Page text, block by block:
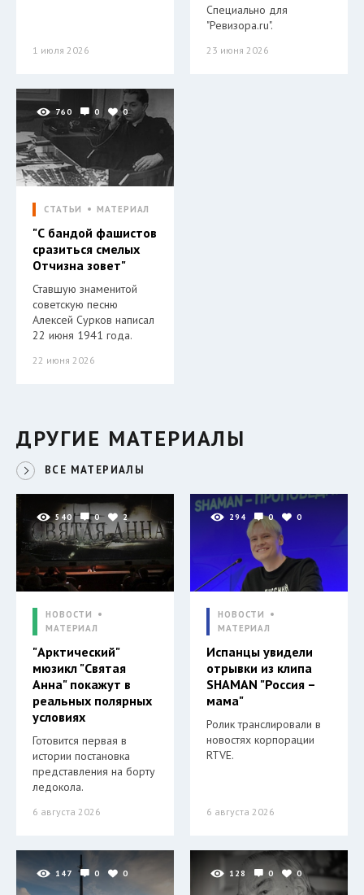
1 июля 2026
Специально для
"Ревизора.ru".
23 июня 2026
760 0 0
СТАТЬИ МАТЕРИАЛ
"С бандой фашистов
сразиться смелых
Отчизна зовет"
Ставшую знаменитой
советскую песню
Алексей Сурков написал
22 июня 1941 года.
22 июня 2026
ДРУГИЕ МАТЕРИАЛЫ
ВСЕ МАТЕРИАЛЫ
540 0 2
НОВОСТИ
МАТЕРИАЛ
"Арктический"
мюзикл "Святая
Анна" покажут в
реальных полярных
условиях
Готовится первая в
истории постановка
представления на борту
ледокола.
6 августа 2026
294 0 0
НОВОСТИ
МАТЕРИАЛ
Испанцы увидели
отрывки из клипа
SHAMAN "Россия –
мама"
Ролик транслировали в
новостях корпорации
RTVE.
6 августа 2026
147 0 0 128 0 0